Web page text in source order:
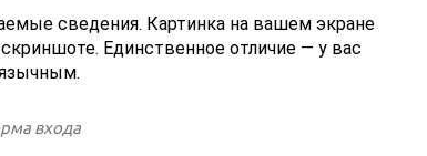
сведения. Картинка на вашем экране
Единственное отличие — у вас